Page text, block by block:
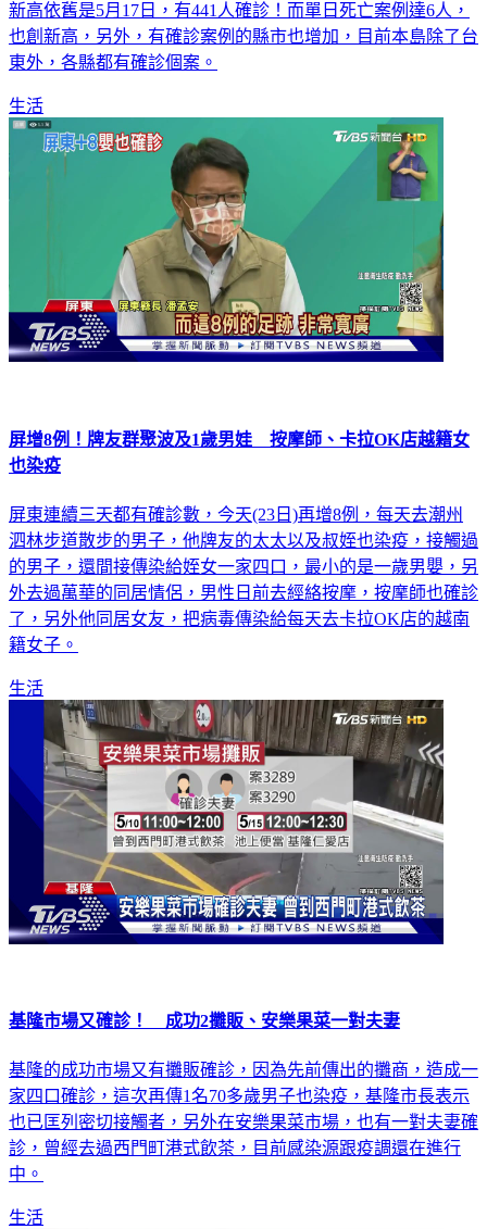
新高依舊是5月17日，有441人確診！而單日死亡案例達6人，
也創新高，另外，有確診案例的縣市也增加，目前本島除了台
東外，各縣都有確診個案。
生活
屏增8例！牌友群聚波及1歲男娃 按摩師、卡拉OK店越籍女
也染疫
屏東連續三天都有確診數，今天(23日)再增8例，每天去潮州
泗林步道散步的男子，他牌友的太太以及叔姪也染疫，接觸過
的男子，還間接傳染給姪女一家四口，最小的是一歲男嬰，另
外去過萬華的同居情侶，男性日前去經絡按摩，按摩師也確診
了，另外他同居女友，把病毒傳染給每天去卡拉OK店的越南
籍女子。
生活
基隆市場又確診！ 成功2攤販、安樂果菜一對夫妻
基隆的成功市場又有攤販確診，因為先前傳出的攤商，造成一
家四口確診，這次再傳1名70多歲男子也染疫，基隆市長表示
也已匡列密切接觸者，另外在安樂果菜市場，也有一對夫妻確
診，曾經去過西門町港式飲茶，目前感染源跟疫調還在進行
中。
生活